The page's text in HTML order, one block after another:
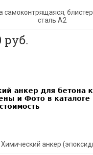
самоконтрящаяся,
сталь A2
руб.
Химический анкер